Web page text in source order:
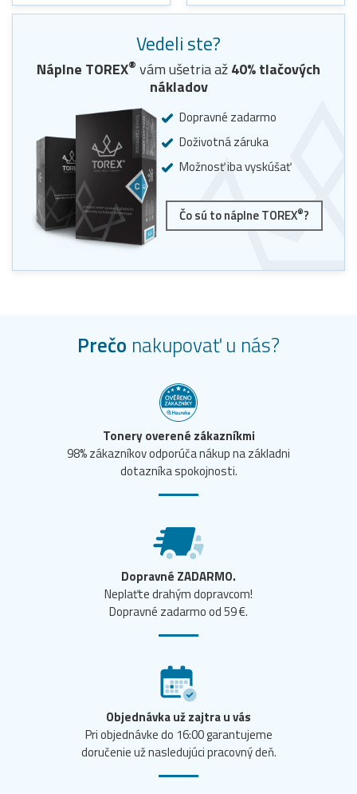
Vedeli ste?
Náplne TOREX® vám ušetria až40% tlačových
nákladov
Dopravné zadarmo
Doživotná záruka
Možnosť iba vyskúšať
Čo sú to náplne TOREX®?
Prečo nakupovať u nás?
Tonery overené zákazníkmi
98% zákazníkov odporúča nákup na základni
dotazníka spokojnosti.
Dopravné ZADARMO.
Neplaťte drahým dopravcom!
Dopravné zadarmo od 59 €.
Objednávka už zajtra u vás
Pri objednávke do 16:00 garantujeme
doručenie už nasledujúci pracovný deň.